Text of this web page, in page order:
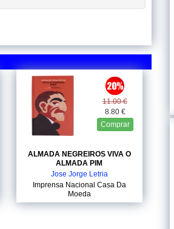
11.00 €
8.80 €
Comprar
ALMADA NEGREIROS VIVA O
ALMADA PIM
Jose Jorge Letria
Imprensa Nacional Casa Da
Moeda